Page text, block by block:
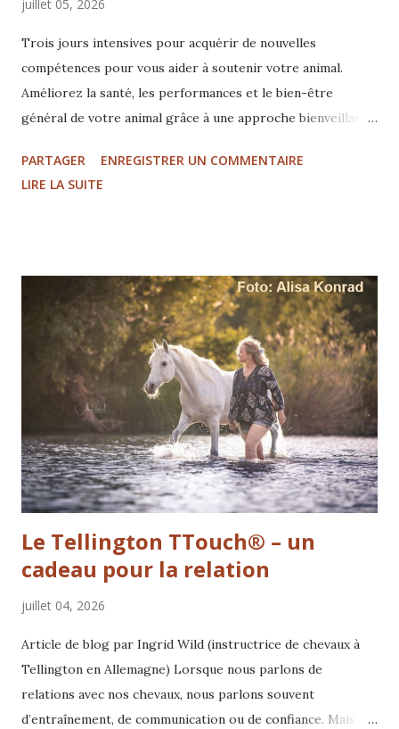
juillet 05, 2026
Trois jours intensives pour acquérir de nouvelles
compétences pour vous aider à soutenir votre animal.
Améliorez la santé, les performances et le bien-être
général de votre animal grâce à une approche bienveillante
une relation plus profonde avec une meilleure connexion
avec vos animaux. une philosophie d'ouverture
l'approche holistique pour aider les animaux à se sentir
plus en sécurité et plus confiants, afin qu'ils puissent plus
facilement coopérer et apprendre. Les prochaines
formations Tellington TTouc...
PARTAGER
ENREGISTRER UN COMMENTAIRE
LIRE LA SUITE
Le Tellington TTouch® – un
cadeau pour la relation
juillet 04, 2026
Article de blog par Ingrid Wild (instructrice de chevaux à
Tellington en Allemagne) Lorsque nous parlons de
relations avec nos chevaux, nous parlons souvent
d’entraînement, de communication ou de confiance. Mais